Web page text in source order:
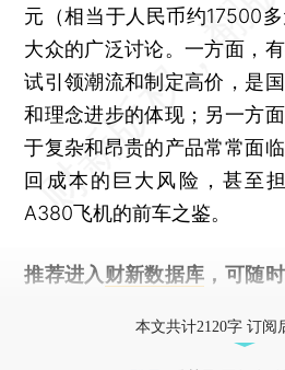
元（相当于人民币约17500
大众的广泛讨论。一方面，
试引领潮流和制定高价，是
和理念进步的体现；另一方
于复杂和昂贵的产品常常面
回成本的巨大风险，甚至
A380飞机的前车之鉴。
推荐进入 财新数据库 ，可随
本文共计2120字 订阅